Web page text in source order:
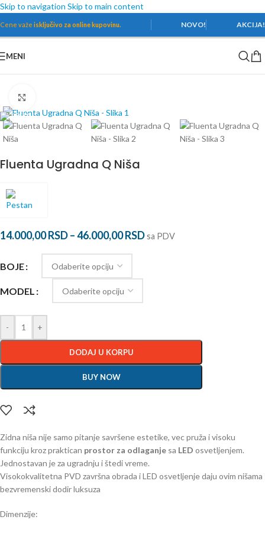
Skip to navigation Skip to main content
Cene važe isključivo za online kupovinu. NOVO! AKCIJA!
MENI
Fluenta Ugradna Q Niša
14.000,00RSD–46.000,00RSDsa PDV
BOJE
MODEL
- +
DODAJ U KORPU
BUY NOW
Zidna niša nije samo pitanje savršene estetike, vec pruža i visoku
funkciju kroz praktican prostor za odlaganje sa LED osvetljenjem.
Jednostavan je za ugradnju i štedi vreme.
Visokokvalitetna PVD završna obrada i LED osvetljenje daju ovim nišama
bezvremenski dodir luksuza
Dimenzije: